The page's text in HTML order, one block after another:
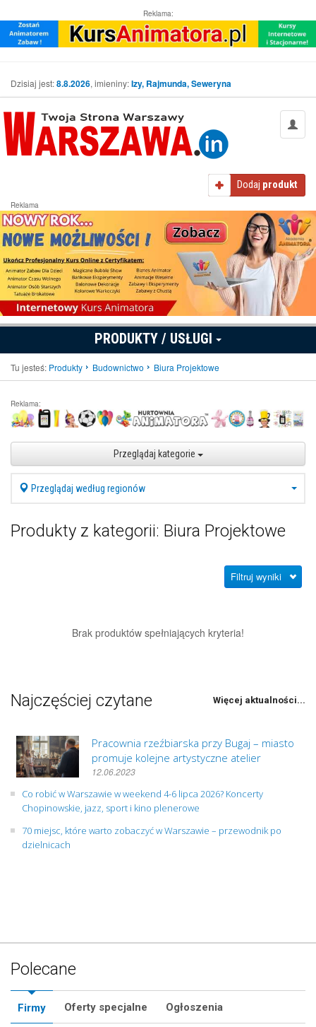
Reklama:
Dzisiaj jest:8.8.2026, imieniny:Izy, Rajmunda, Seweryna
Dodaj produkt
Reklama
PRODUKTY / USŁUGI
Tu jesteś: Produkty Budownictwo Biura Projektowe
Reklama:
Przeglądaj kategorie
Przeglądaj według regionów
Produkty z kategorii: Biura Projektowe
Filtruj wyniki
Brak produktów spełniających kryteria!
Najczęściej czytane Więcej aktualności...
Pracownia rzeźbiarska przy Bugaj – miasto
promuje kolejne artystyczne atelier
12.06.2023
Co robić w Warszawie w weekend 4-6 lipca 2026? Koncerty
Chopinowskie, jazz, sport i kino plenerowe
70 miejsc, które warto zobaczyć w Warszawie – przewodnik po
dzielnicach
Polecane
Firmy Oferty specjalne Ogłoszenia